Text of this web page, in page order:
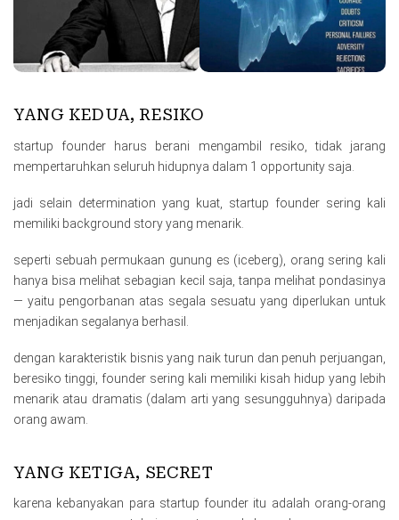
YANG KEDUA, RESIKO
startup founder harus berani mengambil resiko, tidak jarang
mempertaruhkan seluruh hidupnya dalam 1 opportunity saja.
jadi selain determination yang kuat, startup founder sering kali
memiliki background story yang menarik.
seperti sebuah permukaan gunung es (iceberg), orang sering kali
hanya bisa melihat sebagian kecil saja, tanpa melihat pondasinya
— yaitu pengorbanan atas segala sesuatu yang diperlukan untuk
menjadikan segalanya berhasil.
dengan karakteristik bisnis yang naik turun dan penuh perjuangan,
beresiko tinggi, founder sering kali memiliki kisah hidup yang lebih
menarik atau dramatis (dalam arti yang sesungguhnya) daripada
orang awam.
YANG KETIGA, SECRET
karena kebanyakan para startup founder itu adalah orang-orang